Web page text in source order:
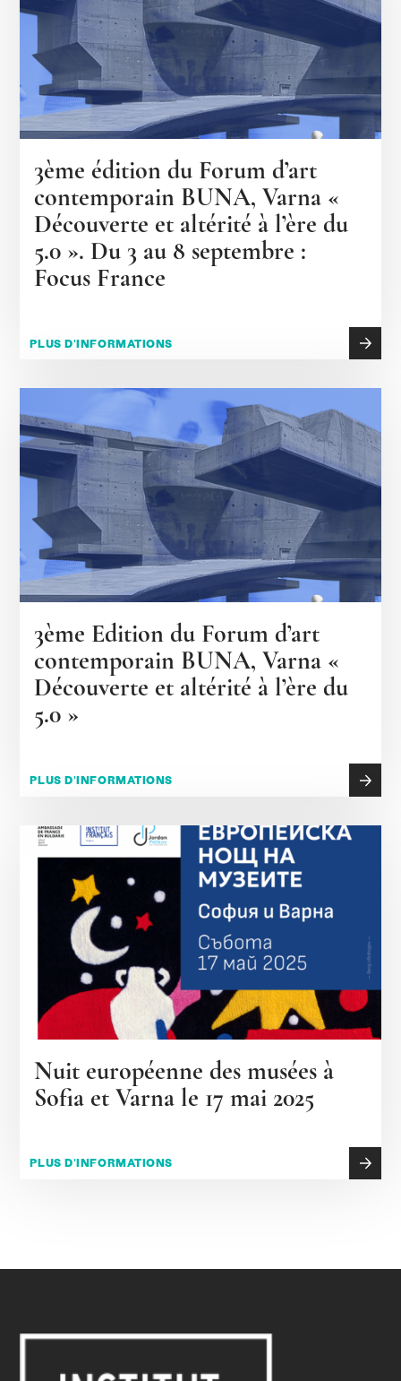
3ème édition du Forum d’art
contemporain BUNA, Varna «
Découverte et altérité à l’ère du
5.0 ». Du 3 au 8 septembre :
Focus France
PLUS D'INFORMATIONS
3ème Edition du Forum d’art
contemporain BUNA, Varna «
Découverte et altérité à l’ère du
5.0 »
PLUS D'INFORMATIONS
Nuit européenne des musées à
Sofia et Varna le 17 mai 2025
PLUS D'INFORMATIONS